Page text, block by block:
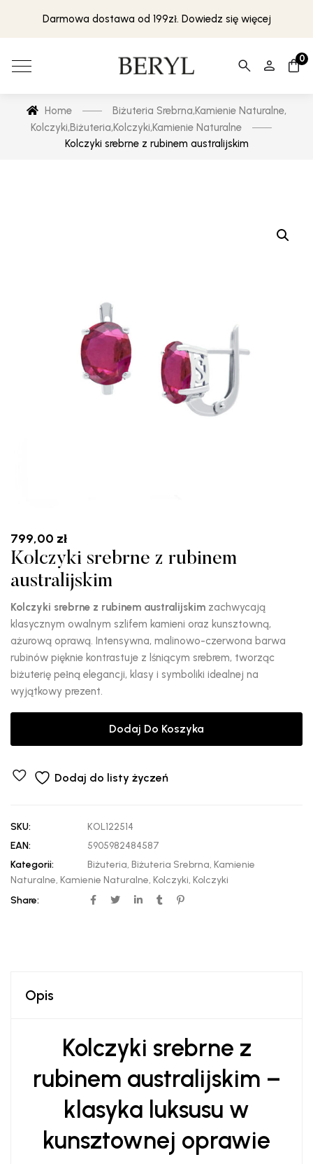
Darmowa dostawa od 199zł. Dowiedz się więcej
0
Home Biżuteria Srebrna,Kamienie Naturalne,
Kolczyki,Biżuteria,Kolczyki,Kamienie Naturalne
Kolczyki srebrne z rubinem australijskim
799,00 zł
Kolczyki srebrne z rubinem
australijskim
Kolczyki srebrne z rubinem australijskim zachwycają
klasycznym owalnym szlifem kamieni oraz kunsztowną,
ażurową oprawą. Intensywna, malinowo-czerwona barwa
rubinów pięknie kontrastuje z lśniącym srebrem, tworząc
biżuterię pełną elegancji, klasy i symboliki idealnej na
wyjątkowy prezent.
Dodaj Do Koszyka
Dodaj do listy życzeń
SKU:
KOL122514
EAN:
5905982484587
Kategorii:
Biżuteria, Biżuteria Srebrna, Kamienie
Naturalne, Kamienie Naturalne, Kolczyki, Kolczyki
Share:
Opis
Kolczyki srebrne z
rubinem australijskim –
klasyka luksusu w
kunsztownej oprawie